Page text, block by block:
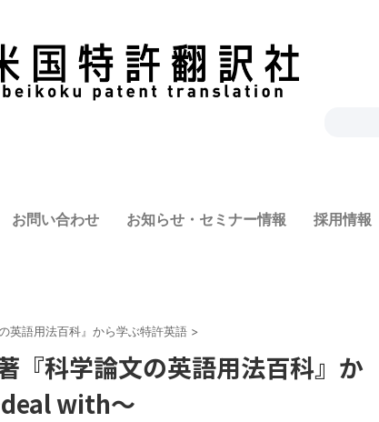
お問い合わせ お知らせ・セミナー情報 採用情報
の英語用法百科』から学ぶ特許英語 >
『科学論文の英語用法百科』か
deal with～